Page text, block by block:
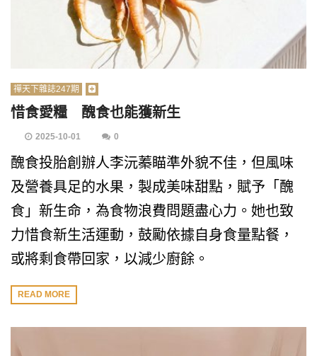
禪天下雜誌247期
惜食愛糧 醜食也能獲新生
2025-10-01 0
醜食投胎創辦人李沅蓁瞄準外貌不佳，但風味
及營養具足的水果，製成美味甜點，賦予「醜
食」新生命，為食物浪費問題盡心力。她也致
力惜食新生活運動，鼓勵依據自身食量點餐，
或將剩食帶回家，以減少廚餘。
READ MORE